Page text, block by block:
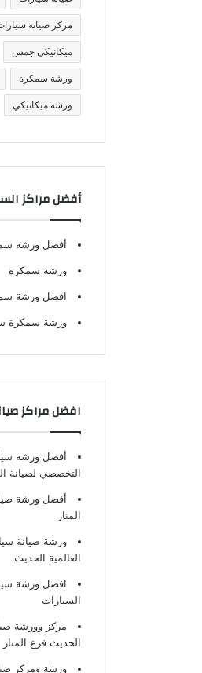
مركز صيانة
ميكانيكي جمس
ورشة سمكرة
ورشة ميكانيكي
أفضل مراكز
أفضل ورشة
ورشة سمكرة
افضل ورشة
ورشة سمكرة
افضل مراكز
أفضل ورشة
التخصصي لصيانة
أفضل ورشة
المنار
ورشة صيانة
العالمية الحديث
افضل ورشة
السيارات
مركز وورشة
الحديث فرع المنار
ورشة ومركز